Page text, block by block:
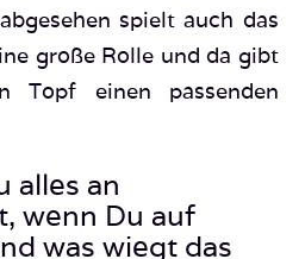
spielt auch das
große Rolle und da gibt
Topf einen passenden
alles an
wenn Du auf
was wiegt das